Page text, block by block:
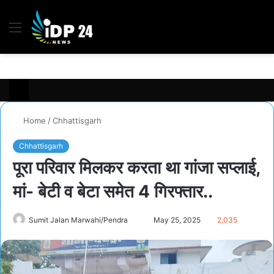
Menu
Home /Chhattisgarh
Chhattisgarh
पूरा परिवार मिलकर करता था गांजा सप्लाई,
मां- बेटी व बेटा समेत 4 गिरफ्तार..
Sumit Jalan Marwahi/Pendra
n
d
May 25, 2025 2,035